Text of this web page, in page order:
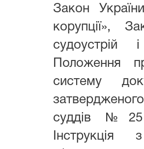
Закон
корупції»,
судоустрій
Положення
систему
суддів №25